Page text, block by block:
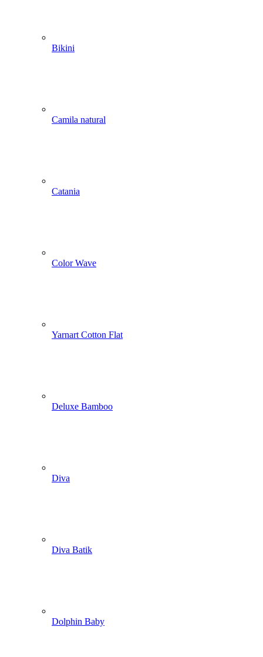
Bikini
Camila natural
Catania
Color Wave
Yarnart Cotton Flat
Deluxe Bamboo
Diva
Diva Batik
Dolphin Baby